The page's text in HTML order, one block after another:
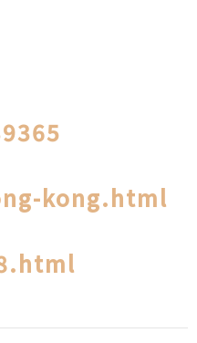
kong.html